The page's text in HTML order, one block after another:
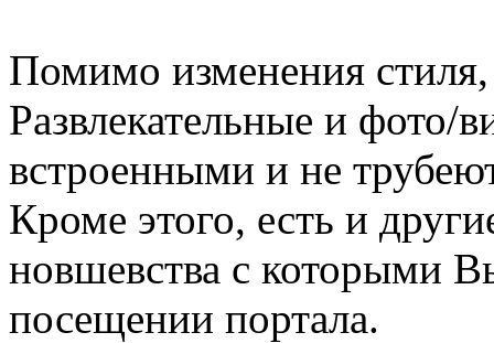
Помимо изменения
Развлекательные и фото/
встроенными и не
Кроме этого, есть и
новшевства с которыми
посещении портала.